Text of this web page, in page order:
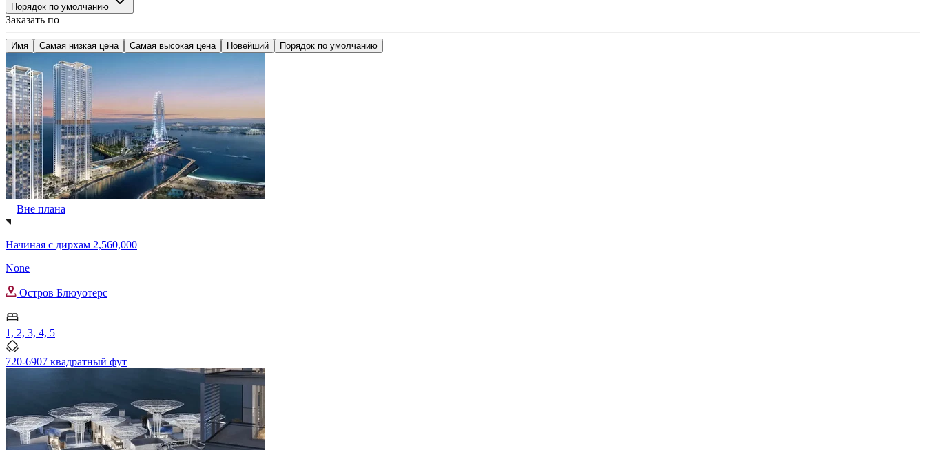
Порядок по умолчанию
Заказать по
Имя Самая низкая цена Самая высокая цена Новейший Порядок по умолчанию
Вне плана
Начиная с дирхам 2,560,000
None
Остров Блюуотерс
1, 2, 3, 4, 5
720-6907 квадратный фут